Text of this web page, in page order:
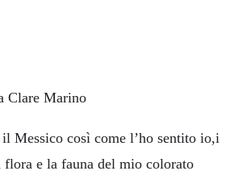
Clare Marino
Messico così come l’ho sentito io,i
e la fauna del mio colorato